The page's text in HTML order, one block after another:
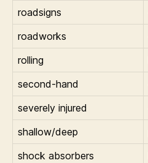
roadsigns
roadworks
rolling
second-hand
severely injured
shallow/deep
shock absorbers